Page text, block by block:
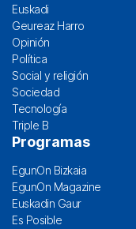
Euskadi
Geureaz Harro
Opinión
Política
Social y religión
Sociedad
Tecnología
Triple B
Programas
EgunOn Bizkaia
EgunOn Magazine
Euskadin Gaur
Es Posible